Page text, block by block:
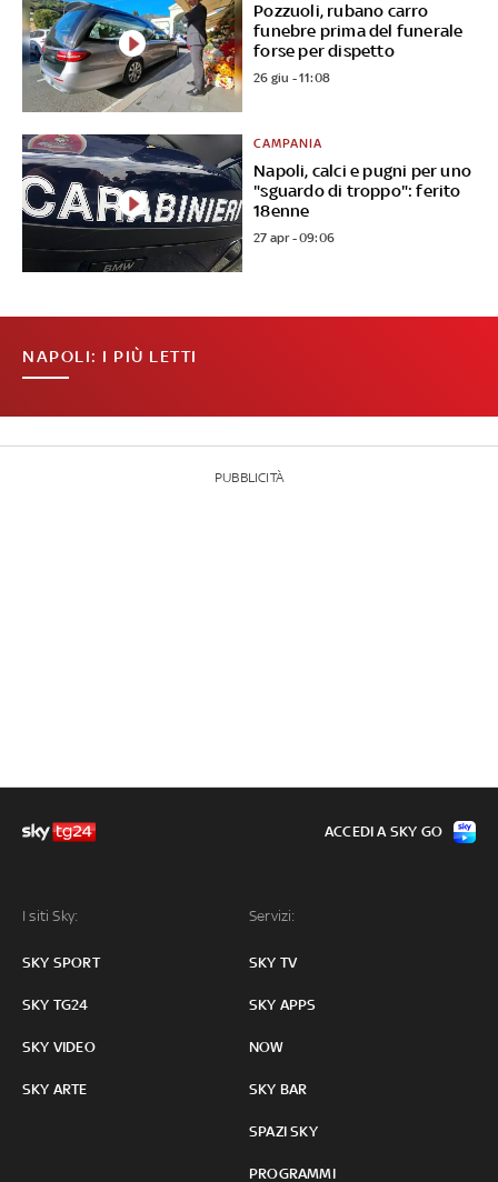
Pozzuoli, rubano carro
funebre prima del funerale
forse per dispetto
26 giu - 11:08
Napoli, calci e pugni per uno
"sguardo di troppo": ferito
18enne
CAMPANIA
27 apr - 09:06
NAPOLI: I PIÙ LETTI
PUBBLICITÀ
I siti Sky:
SKY SPORT
SKY TG24
SKY VIDEO
SKY ARTE
Servizi:
SKY TV
SKY APPS
NOW
SKY BAR
SPAZI SKY
PROGRAMMI
ACCEDI A SKY GO